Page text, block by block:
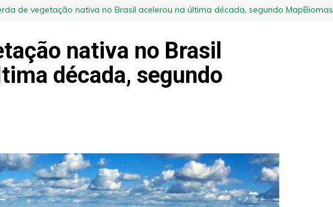
de vegetação nativa no Brasil acelerou na última década, segundo MapBiomas
nativa no Brasil
década, segundo